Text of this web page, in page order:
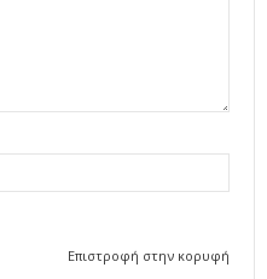
Επιστροφή στην κορυφή